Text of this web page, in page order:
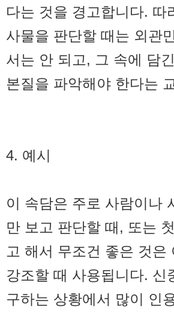
다는 것을 경고합니다. 따
사물을 판단할 때는 외관
서는 안 되고, 그 속에 담
본질을 파악해야 한다는
4. 예시
이 속담은 주로 사람이나
만 보고 판단할 때, 또는
고 해서 무조건 좋은 것은
강조할 때 사용됩니다. 신
구하는 상황에서 많이 인